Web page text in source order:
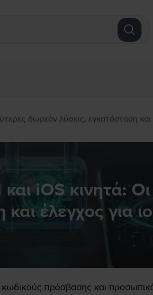
δωρεάν λύσεις, εγκατάσταση και
iOS κινητά:
έλεγχος για
κωδικούς πρόσβασης και